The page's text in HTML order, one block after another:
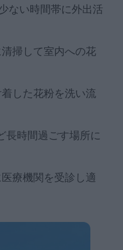
ない時間帯に外出活
掃して室内への花
した花粉を洗い流
長時間過ごす場所に
療機関を受診し適